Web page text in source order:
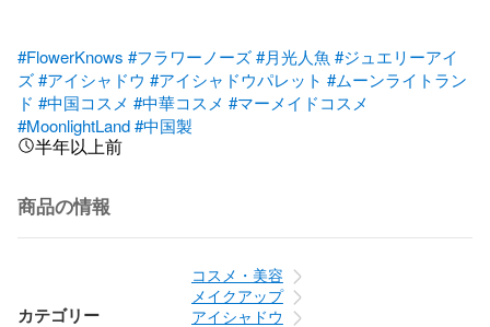
#FlowerKnows #フラワーノーズ#月光人魚 #ジュエリーアイ
ズ#アイシャドウ #アイシャドウパレット #ムーンライトラン
ド #中国コスメ #中華コスメ #マーメイドコスメ
#MoonlightLand#中国製
半年以上前
商品の情報
カテゴリー
コスメ・美容
メイクアップ
アイシャドウ